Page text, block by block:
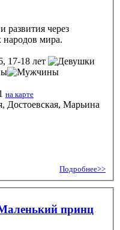
развития через
народов мира.
17-18 лет
на карте
Достоевская, Марьина
Подробнее>>
принц